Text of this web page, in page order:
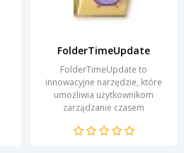
FolderTimeUpdate
FolderTimeUpdate to
innowacyjne narzędzie, które
umożliwia użytkownikom
zarządzanie czasem
modyfikacji folderów i plików